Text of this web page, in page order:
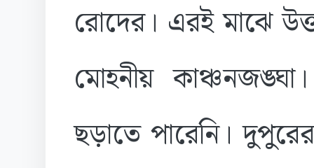
রোদের। এরই মাঝে
মোহনীয়
ছড়াতে পারেনি।